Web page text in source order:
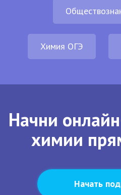
Химия ОГЭ
Начни
химии
Начать